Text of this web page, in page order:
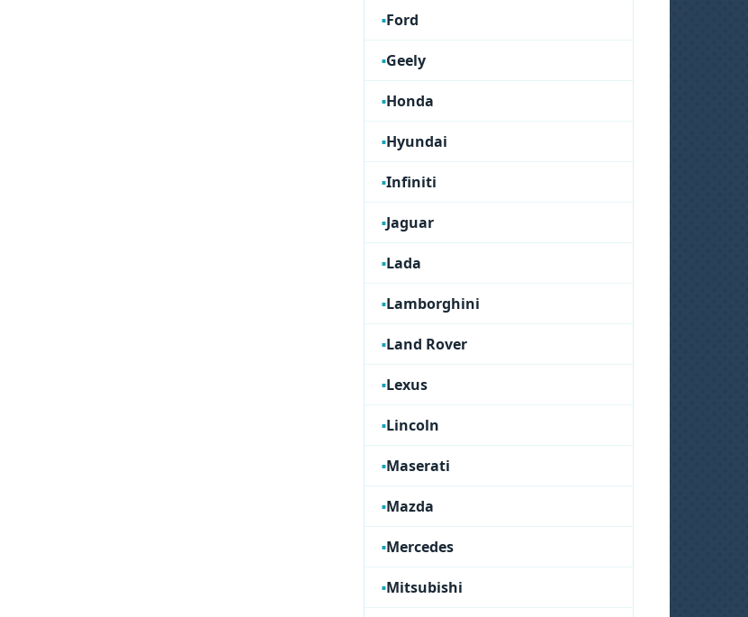
Ford
Geely
Honda
Hyundai
Infiniti
Jaguar
Lada
Lamborghini
Land Rover
Lexus
Lincoln
Maserati
Mazda
Mercedes
Mitsubishi